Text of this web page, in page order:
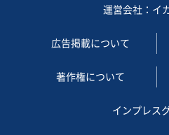
運営会社：イ
広告掲載について
著作権について
インプレス